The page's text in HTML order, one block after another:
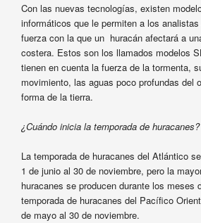
Con las nuevas tecnologías, existen
informáticos que le permiten a los
fuerza con la que un huracán afectará a
costera. Estos son los llamados modelos
tienen en cuenta la fuerza de la tormenta,
movimiento, las aguas poco profundas del
forma de la tierra.
¿Cuándo inicia la temporada de huracanes?
La temporada de huracanes del Atlántico
1 de junio al 30 de noviembre, pero la
huracanes se producen durante los meses
temporada de huracanes del Pacífico
de mayo al 30 de noviembre.